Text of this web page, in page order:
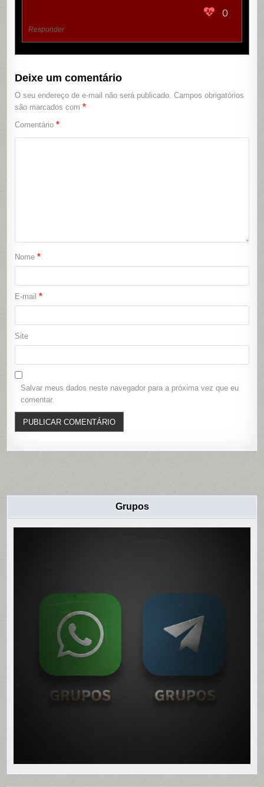
0
Responder
Deixe um comentário
O seu endereço de e-mail não será publicado. Campos obrigatórios
são marcados com*
Comentário*
Nome*
E-mail*
Site
Salvar meus dados neste navegador para a próxima vez que eu
comentar.
Grupos